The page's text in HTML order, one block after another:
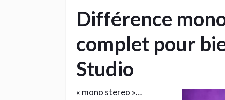
Différence
complet pour
Studio
« mono stereo »…